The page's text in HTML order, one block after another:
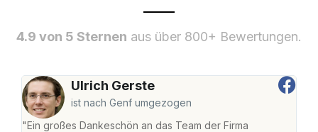
4.9 von 5 Sternen aus über 800+ Bewertungen.
Ulrich Gerste
ist nach Genf umgezogen
"Ein großes Dankeschön an das Team der Firma